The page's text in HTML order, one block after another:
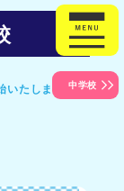
中学校
いたしました